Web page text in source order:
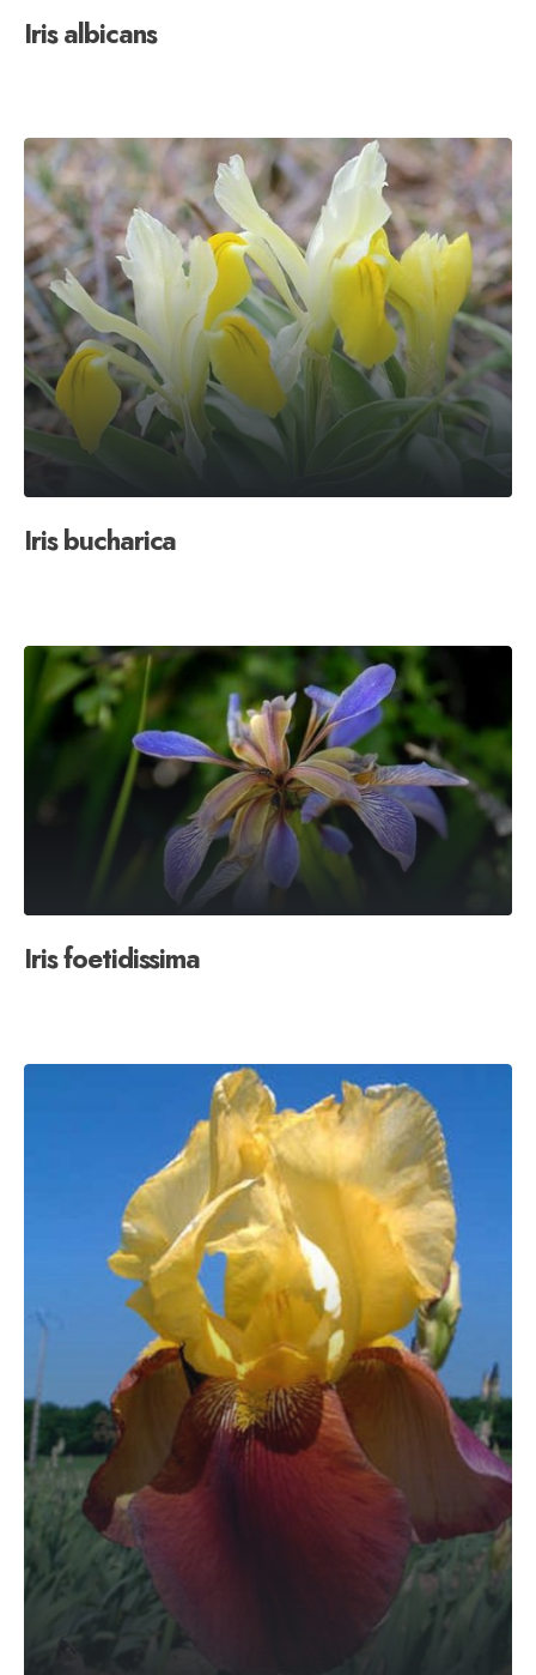
Iris albicans
Iris bucharica
Iris foetidissima